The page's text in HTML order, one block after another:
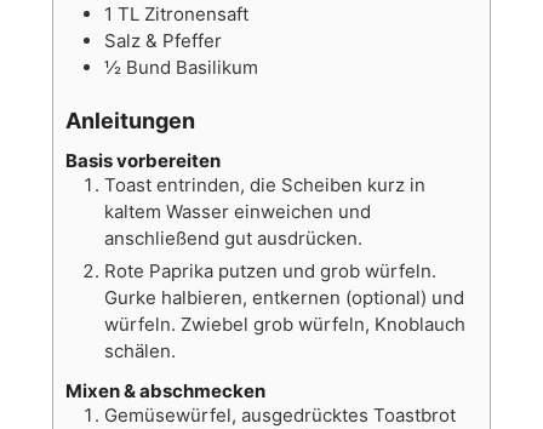
1 TL Zitronensaft
Salz & Pfeffer
½ Bund Basilikum
Anleitungen
Basis vorbereiten
Toast entrinden, die Scheiben kurz in
kaltem Wasser einweichen und
anschließend gut ausdrücken.
Rote Paprika putzen und grob würfeln.
Gurke halbieren, entkernen (optional) und
würfeln. Zwiebel grob würfeln, Knoblauch
schälen.
Mixen & abschmecken
Gemüsewürfel, ausgedrücktes Toastbrot